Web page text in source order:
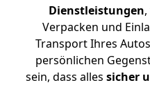
Dienstleistungen
Verpacken und
Transport Ihres
persönlichen
sein, dass alles sicher